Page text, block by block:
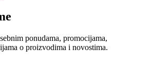
ponudama, promocijama,
o proizvodima i novostima.